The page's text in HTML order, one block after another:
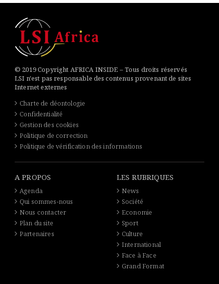
© 2019 Copyright AFRICA INSIDE – Tous droits réservés
LSI n'est pas responsable des contenus provenant de sites
Internet externes
Charte de déontologie
Confidentialité
Gestion des cookies
Politique de correction
Politique de vérification des informations
A PROPOS
Agenda
Qui sommes-nous
Nous contacter
Plan du site
Partenaires
LES RUBRIQUES
News
Société
Economie
Sport
Culture
International
Face à Face
Grand Format